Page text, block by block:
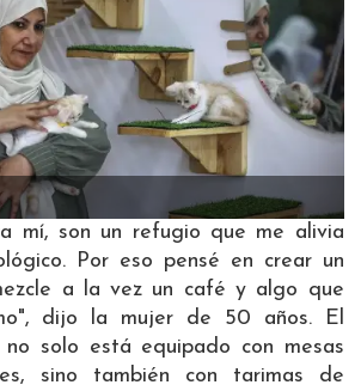
mí, son un refugio que me alivia
Por eso pensé en crear un
a la vez un café y algo que
dijo la mujer de 50 años. El
no solo está equipado con mesas
sino también con tarimas de